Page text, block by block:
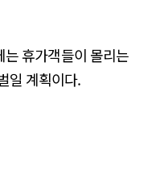
휴가객들이 몰리는
일 계획이다.